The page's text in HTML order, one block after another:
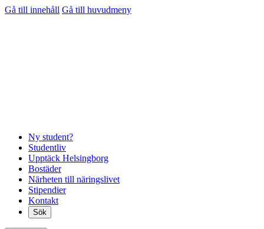
Gå till innehåll Gå till huvudmeny
Ny student?
Studentliv
Upptäck Helsingborg
Bostäder
Närheten till näringslivet
Stipendier
Kontakt
Sök